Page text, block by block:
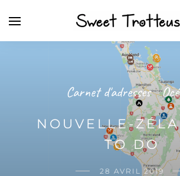
Carnet d'adresses /
NOUVELLE-
TO DO
28 AVRIL 2019